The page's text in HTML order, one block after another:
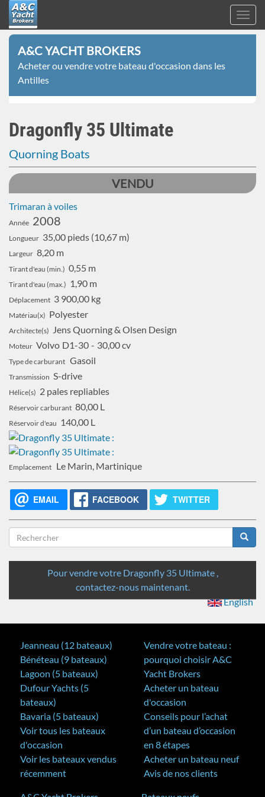
Aller
contenu
principal
A&C
Yacht
Brokers
A&C YACHT BROKERS
Acheter ou vendre votre bateau d'occasion dans les
Antilles
Dragonfly 35 Ultimate
Quorning Boats
VENDU
Trimaran à voiles
Année 2008
Longueur 35,00 pieds (10,67 m)
Largeur 8,20 m
Tirant d'eau (min.) 0,55 m
Tirant d'eau (max.) 1,90 m
Déplacement 3 900,00 kg
Matériau(x) Polyester
Architecte(s) Jens Quorning & Olsen Design
Moteur Volvo D1-30 30,00 cv
Type de carburant Gasoil
Transmission S-drive
Hélice(s) 2 pales repliables
Réservoir carburant 80,00 L
Réservoir d'eau 140,00 L
Emplacement Le Marin, Martinique
EMAIL FACEBOOK TWITTER
Formulaire
de
recherchePour vendre votre Dragonfly 35 Ultimate ,
contactez-nous maintenant.
English
Jeanneau (12 bateaux)
Bénéteau (9 bateaux)
Lagoon (5 bateaux)
Dufour Yachts (5
bateaux)
Bavaria (5 bateaux)
Voir tous les bateaux
d'occasion
Voir les bateaux vendus
récemment
Vendre votre bateau :
pourquoi choisir A&C
Yacht Brokers
Acheter un bateau
d'occasion
Conseils pour l’achat
d’un bateau d’occasion
en 8 étapes
Acheter un bateau neuf
Avis de nos clients